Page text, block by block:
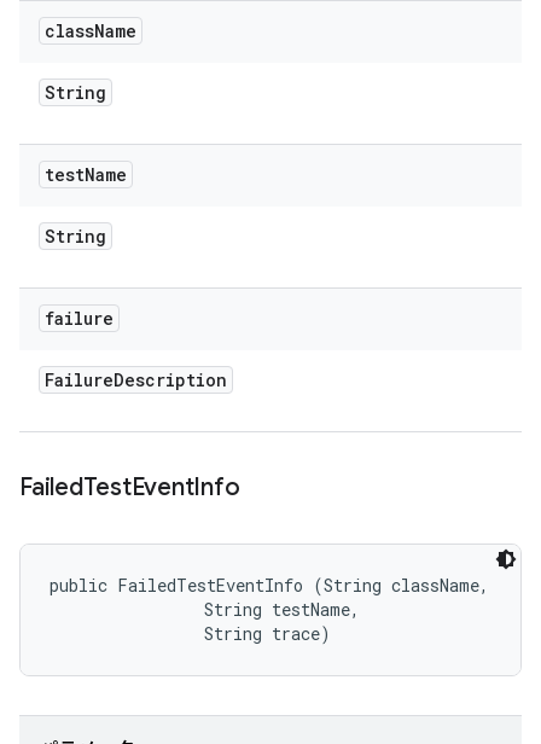
className
String
testName
String
failure
FailureDescription
FailedTestEventInfo
public FailedTestEventInfo (String className,
                String testName,
                String trace)